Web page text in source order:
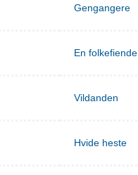
Gengangere
En folkefiende
Vildanden
Hvide heste